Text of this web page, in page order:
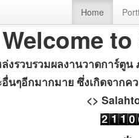
Home
Welcome
งรวบรวมผลงานวาดการ์ตู
นๆอีกมากมาย ซึ่งเกิดจาก
<>